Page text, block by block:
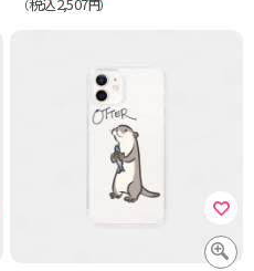
（ 円）